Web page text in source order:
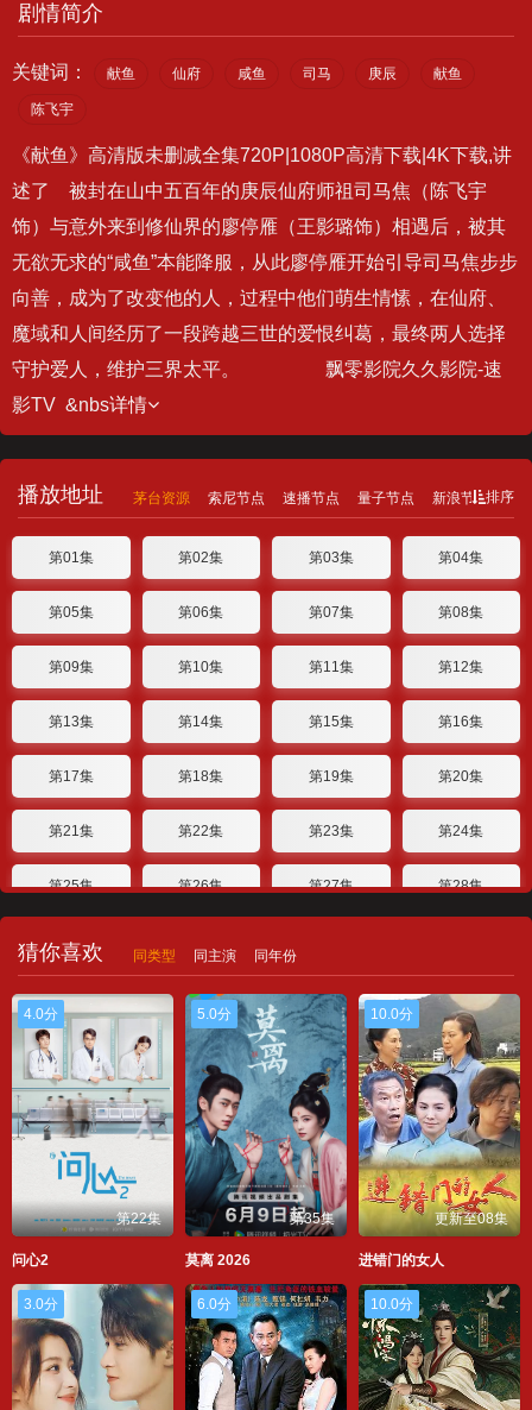
剧情简介
关键词： 献鱼 仙府 咸鱼 司马 庚辰 献鱼
陈飞宇
《献鱼》高清版未删减全集720P|1080P高清下载|4K下载,讲
述了 被封在山中五百年的庚辰仙府师祖司马焦（陈飞宇
饰）与意外来到修仙界的廖停雁（王影璐饰）相遇后，被其
无欲无求的“咸鱼”本能降服，从此廖停雁开始引导司马焦步步
向善，成为了改变他的人，过程中他们萌生情愫，在仙府、
魔域和人间经历了一段跨越三世的爱恨纠葛，最终两人选择
守护爱人，维护三界太平。 飘零影院久久影院-速
影TV &nbs详情
排序
播放地址 茅台资源 索尼节点 速播节点 量子节点 新浪节点 闪
第01集 第02集 第03集 第04集
第05集 第06集 第07集 第08集
第09集 第10集 第11集 第12集
第13集 第14集 第15集 第16集
第17集 第18集 第19集 第20集
第21集 第22集 第23集 第24集
第25集 第26集 第27集 第28集
第29集
第33集
猜你喜欢 同类型 同主演 同年份
4.0分
第22集
问心2
5.0分
第35集
莫离 2026
10.0分
更新至08集
进错门的女人
3.0分 6.0分 10.0分